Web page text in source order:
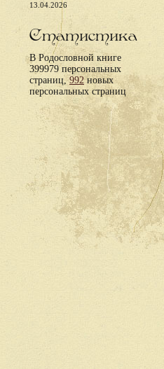
13.04.2026
Статистика
В Родословной книге
399979 персональных
страниц,992новых
персональных страниц